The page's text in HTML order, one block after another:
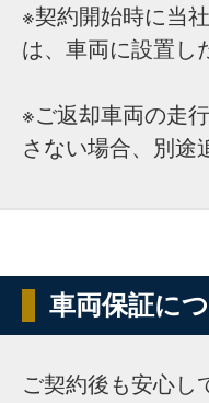
※契約開始時に当
は、車両に設置し
※ご返却車両の走
さない場合、別途
車両保証に
ご契約後も安心し